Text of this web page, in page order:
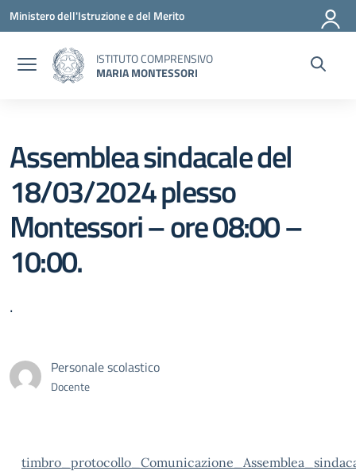
Vai ai contenuti
Vai al menu di navigazione
Vai al footer
Ministero dell'Istruzione e del Merito
ISTITUTO COMPRENSIVO
MARIA MONTESSORI
Assemblea sindacale del
18/03/2024 plesso
Montessori – ore 08:00 –
10:00.
.
Personale scolastico
Docente